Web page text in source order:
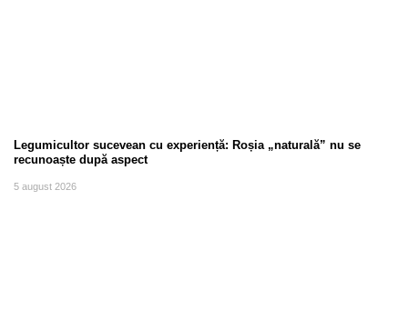
Legumicultor sucevean cu experiență: Roșia „naturală” nu se
recunoaște după aspect
5 august 2026